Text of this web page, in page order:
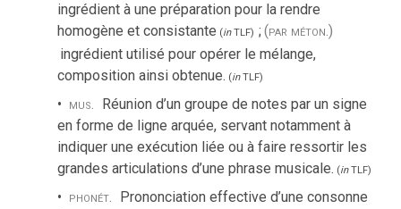
ingrédient à une préparation pour la rendre
homogène et consistante (inTLF) ;(par méton.)
ingrédient utilisé pour opérer le mélange,
composition ainsi obtenue. (inTLF)
mus. Réunion d’un groupe de notes par un signe
en forme de ligne arquée, servant notamment à
indiquer une exécution liée ou à faire ressortir les
grandes articulations d’une phrase musicale. (inTLF)
phonét. Prononciation effective d’une consonne